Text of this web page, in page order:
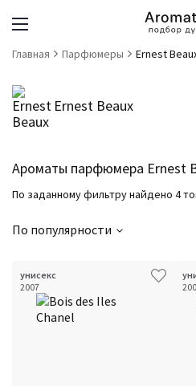
Главная Парфюмеры Ernest
Ernest Beaux
Ароматы парфюмера Ernest
По заданному фильтру найдено 4
По популярности
унисекс
2007